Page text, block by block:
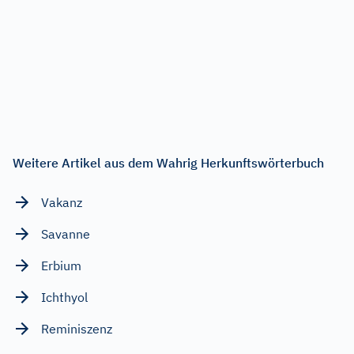
Weitere Artikel aus dem Wahrig Herkunftswörterbuch
Vakanz
Savanne
Erbium
Ichthyol
Reminiszenz